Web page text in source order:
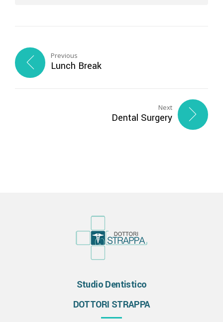
Previous
Lunch Break
Next
Dental Surgery
Studio Dentistico
DOTTORI STRAPPA